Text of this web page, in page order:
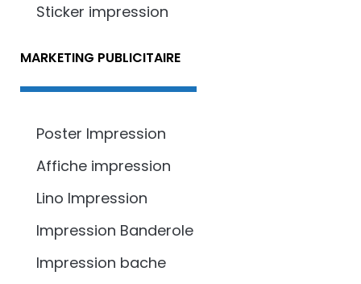
Sticker impression
MARKETING PUBLICITAIRE
Poster Impression
Affiche impression
Lino Impression
Impression Banderole
Impression bache